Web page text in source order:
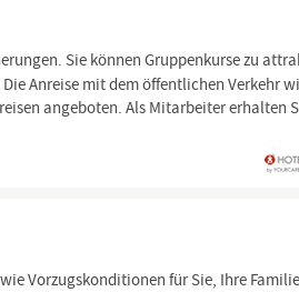
Sie können Gruppenkurse zu
Anreise mit dem öffentlichen Verkehr
angeboten. Als Mitarbeiter erhalten
Vorzugskonditionen für Sie, Ihre